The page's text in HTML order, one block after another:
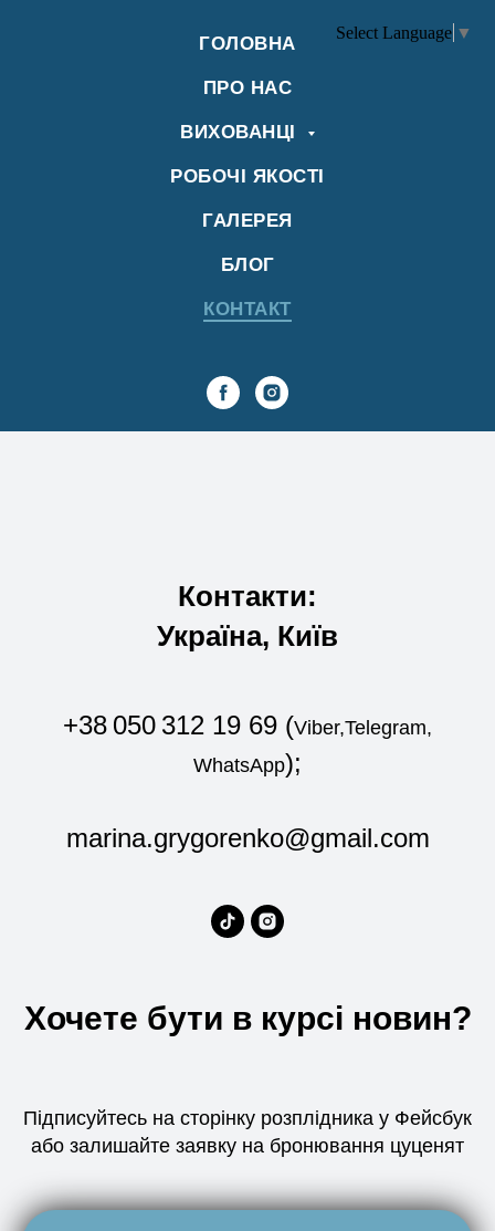
ГОЛОВНА
ПРО НАС
ВИХОВАНЦІ
РОБОЧІ ЯКОСТІ
ГАЛЕРЕЯ
БЛОГ
КОНТАКТ
Select Language ▼
Контакти:
Україна, Київ
+38 050 312 19 69 (Viber,Telegram,
WhatsApp);
marina.grygorenko@gmail.com
Хочете бути в курсі новин?
Підписуйтесь на сторінку розплідника у Фейсбук
або залишайте заявку на бронювання цуценят